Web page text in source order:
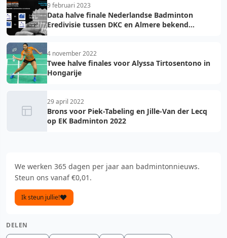
9 februari 2023
Data halve finale Nederlandse Badminton
Eredivisie tussen DKC en Almere bekend
4 november 2022
Twee halve finales voor Alyssa Tirtosentono in
Hongarije
29 april 2022
Brons voor Piek-Tabeling en Jille-Van der Lecq
op EK Badminton 2022
We werken 365 dagen per jaar aan badmintonnieuws.
Steun ons vanaf €0,01.
Ik steun jullie!
DELEN